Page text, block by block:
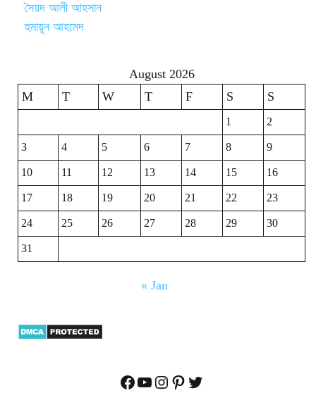
সৈয়দ আলী আহসান
হুমায়ূন আহমেদ
August 2026
M
T W T F S S
1
2
3
4 5 6 7 8
9
10
11 12 13 14 15
16
17
18 19 20 21 22
23
24
25 26 27 28 29
30
31
« Jan